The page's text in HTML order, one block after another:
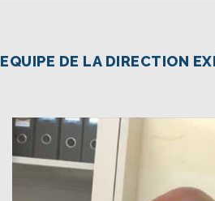
EQUIPE DE LA DIRECTION